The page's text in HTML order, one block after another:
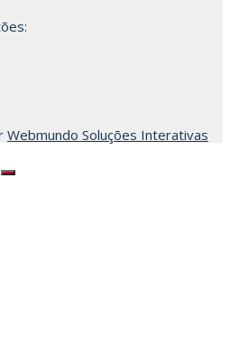
Webmundo Soluções Interativas